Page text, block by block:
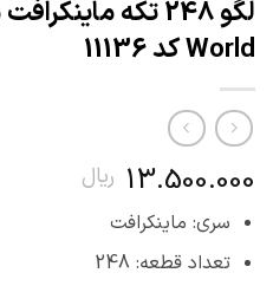
World کد 11136
13.500.000 ریال
سری: ماینکرافت
تعداد قطعه: 248